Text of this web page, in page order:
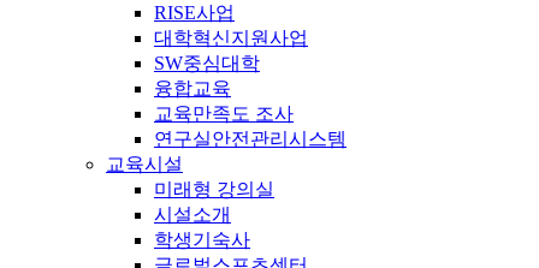
RISE사업
대학혁신지원사업
SW중심대학
융합교육
교육만족도 조사
연구실안전관리시스템
교육시설
미래형 강의실
시설소개
학생기숙사